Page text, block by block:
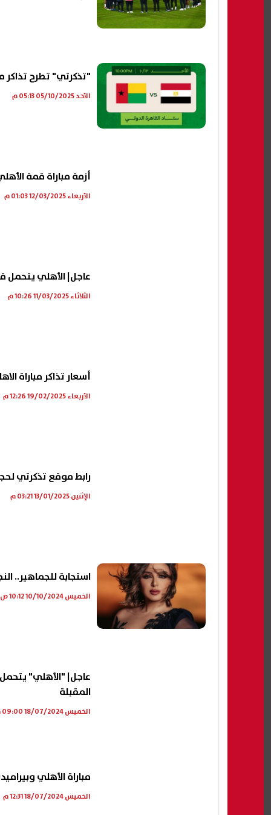
"تذكرتي" تطرح تذاكر
الأحد 05/10/2025 05:13 م
أزمة مباراة قمة
الأربعاء 12/03/2025 01:03 م
عاجل| الأهلي يتحمل قيمة
الثلاثاء 11/03/2025 10:26 م
أسعار تذاكر مباراة
الأربعاء 19/02/2025 12:26 م
رابط موقع تذكرتي
الإثنين 13/01/2025 03:21 م
استجابة للجماهير..
الخميس 10/10/2024 10:12 ص
المقبلة
الخميس 18/07/2024 09:00 م
مباراة الأهلي
الخميس 18/07/2024 12:31 م